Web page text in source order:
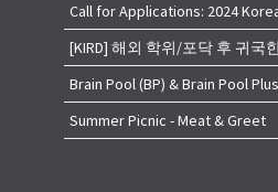
Summer Picnic - Meat & Greet